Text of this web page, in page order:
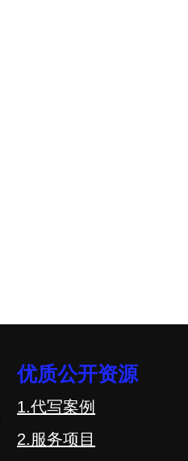
优质公开资源
1.代写案例
2.服务项目